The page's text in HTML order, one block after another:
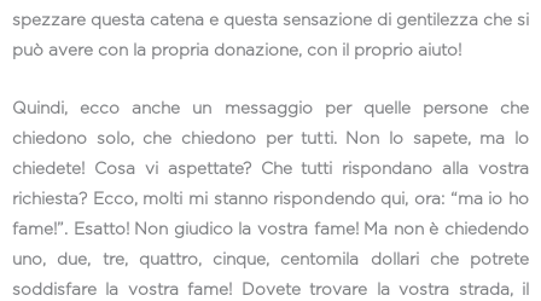
spezzare questa catena e questa sensazione di gentilezza che si
può avere con la propria donazione, con il proprio aiuto!
Quindi, ecco anche un messaggio per quelle persone che
chiedono solo, che chiedono per tutti. Non lo sapete, ma lo
chiedete! Cosa vi aspettate? Che tutti rispondano alla vostra
richiesta? Ecco, molti mi stanno rispondendo qui, ora: “ma io ho
fame!”. Esatto! Non giudico la vostra fame! Ma non è chiedendo
uno, due, tre, quattro, cinque, centomila dollari che potrete
soddisfare la vostra fame! Dovete trovare la vostra strada, il